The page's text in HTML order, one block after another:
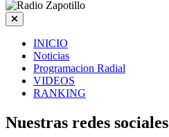
INICIO
Noticias
Programacion Radial
VIDEOS
RANKING
Nuestras redes sociales